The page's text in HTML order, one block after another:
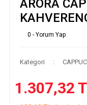
ARORA
0 - Yorum Yap
Kategori
1.307,32